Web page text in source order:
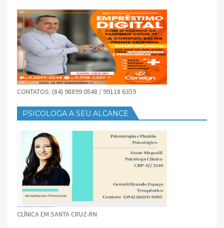
CONTATOS: (84) 98899 0548 / 99118 6359
PSICOLOGA A SEU ALCANCE
CLÍNICA EM SANTA CRUZ-RN